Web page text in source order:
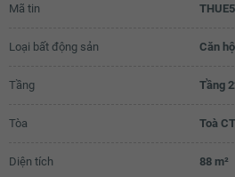
Mã tin
Loại bất động sản Căn
Tầng Tầng
Tòa Toà
Diện tích 88 m²